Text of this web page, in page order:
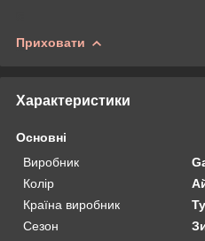
Приховати
Характеристики
Основні
Виробник
Колір
Країна виробник
Сезон